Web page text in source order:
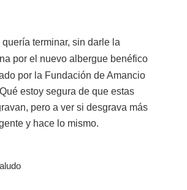
quería terminar, sin darle la
por el nuevo albergue benéfico
por la Fundación de Amancio
estoy segura de que estas
pero a ver si desgrava más
y hace lo mismo.